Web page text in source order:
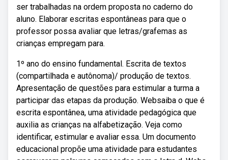
ser trabalhadas na ordem proposta no caderno do
aluno. Elaborar escritas espontâneas para que o
professor possa avaliar que letras/grafemas as
crianças empregam para.
1º ano do ensino fundamental. Escrita de textos
(compartilhada e autônoma)/ produção de textos.
Apresentação de questões para estimular a turma a
participar das etapas da produção. Websaiba o que é
escrita espontânea, uma atividade pedagógica que
auxilia as crianças na alfabetização. Veja como
identificar, estimular e avaliar essa. Um documento
educacional propõe uma atividade para estudantes